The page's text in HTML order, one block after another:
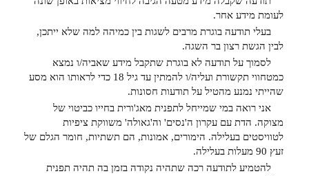
לעומת מידע אחר.
בעלי תודעה בוגרת מרבים לשגות בין כמיהה למה שלא ייתכן,
לבין הגשת רצון בר השגה.
לסמוך על תודעה לא בוגרת שתקבל מידע שאביה/ו נמצא
כמטחווי תקשורת ועליה/ו להמתין עד גיל 18 כדי לראותו הוא מסע
שהייתי נמנע מהטיל על תודעות חסונות.
אני רואה במי שמייחל לתפנית מאג'ורית בחייו כביטוי של
מצוקה. הדת עם עקרון ה'נסים' וה'גאולה' משווקת ציפיות
לטוויסטים בעלילה. הימורים, אמונות, הם תשתיות, חומר הגלם של
זעץ 90 מעלות בעלילה.
להטמיע לתודעה רכה שתהיה נקודה בזמן בה תהיה תפנית